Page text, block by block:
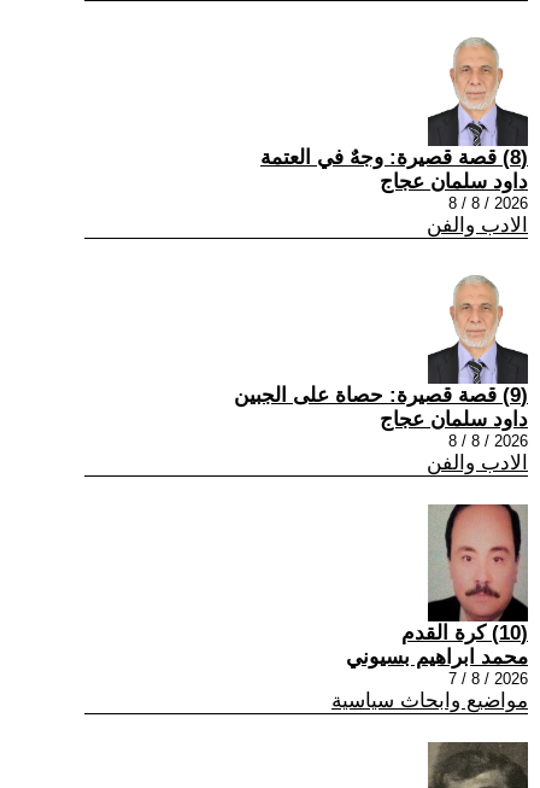
(8) قصة قصيرة: وجهٌ في العتمة
داود سلمان عجاج
2026 / 8 / 8
الادب والفن
(9) قصة قصيرة: حصاة على الجبين
داود سلمان عجاج
2026 / 8 / 8
الادب والفن
(10) كرة القدم
محمد ابراهيم بسيوني
2026 / 8 / 7
مواضيع وابحاث سياسية